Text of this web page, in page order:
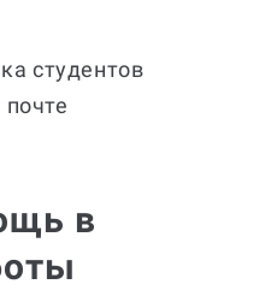
студентов
в